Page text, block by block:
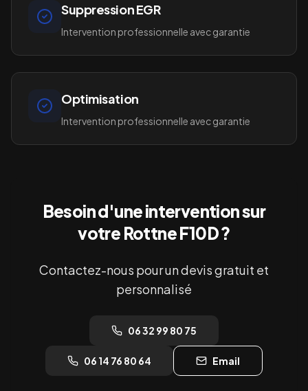
Suppression EGR
Intervention professionnelle avec garantie
Optimisation
Intervention professionnelle avec garantie
Besoin d'une intervention sur
votre Rottne F10D?
Contactez-nous pour un devis gratuit et
personnalisé
06 32 99 80 75
06 14 76 80 64 Email